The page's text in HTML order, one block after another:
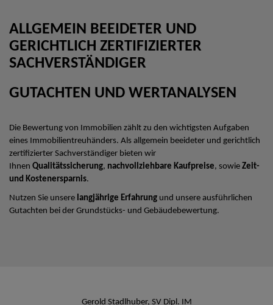
ALLGEMEIN BEEIDETER UND
GERICHTLICH ZERTIFIZIERTER
SACHVERSTÄNDIGER
GUTACHTEN UND WERTANALYSEN
Die Bewertung von Immobilien zählt zu den wichtigsten Aufgaben
eines Immobilientreuhänders. Als allgemein beeideter und gerichtlich
zertifizierter Sachverständiger bieten wir
Ihnen Qualitätssicherung, nachvollziehbare Kaufpreise, sowie Zeit-
und Kostenersparnis.
Nutzen Sie unsere langjährige Erfahrung und unsere ausführlichen
Gutachten bei der Grundstücks- und Gebäudebewertung.
Gerold Stadlhuber, SV Dipl. IM